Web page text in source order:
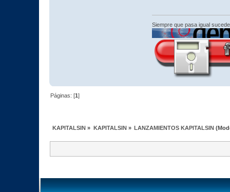
Siempre que pasa igual
Páginas: [1]
KAPITALSIN » KAPITALSIN» LANZAMIENTOS KAPITALSIN